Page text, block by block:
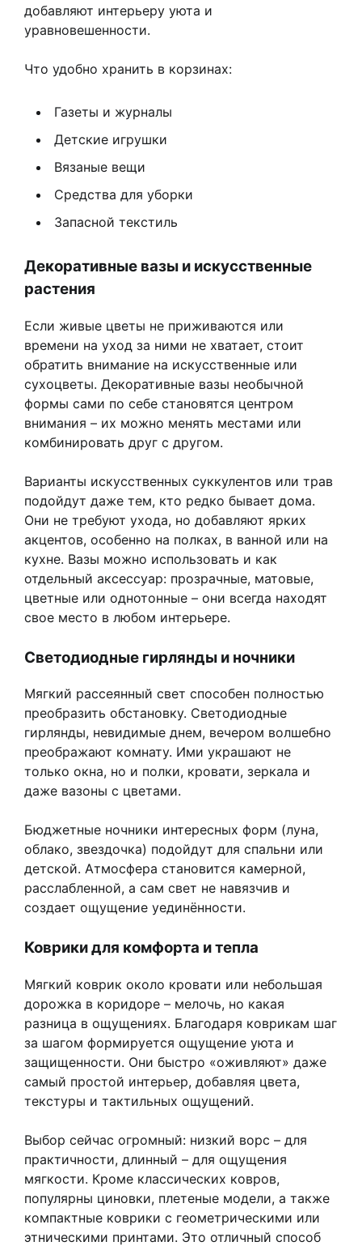
добавляют интерьеру уюта и
уравновешенности.
Что удобно хранить в корзинах:
Газеты и журналы
Детские игрушки
Вязаные вещи
Средства для уборки
Запасной текстиль
Декоративные вазы и искусственные
растения
Если живые цветы не приживаются или
времени на уход за ними не хватает, стоит
обратить внимание на искусственные или
сухоцветы. Декоративные вазы необычной
формы сами по себе становятся центром
внимания – их можно менять местами или
комбинировать друг с другом.
Варианты искусственных суккулентов или трав
подойдут даже тем, кто редко бывает дома.
Они не требуют ухода, но добавляют ярких
акцентов, особенно на полках, в ванной или на
кухне. Вазы можно использовать и как
отдельный аксессуар: прозрачные, матовые,
цветные или однотонные – они всегда находят
свое место в любом интерьере.
Светодиодные гирлянды и ночники
Мягкий рассеянный свет способен полностью
преобразить обстановку. Светодиодные
гирлянды, невидимые днем, вечером волшебно
преображают комнату. Ими украшают не
только окна, но и полки, кровати, зеркала и
даже вазоны с цветами.
Бюджетные ночники интересных форм (луна,
облако, звездочка) подойдут для спальни или
детской. Атмосфера становится камерной,
расслабленной, а сам свет не навязчив и
создает ощущение уединённости.
Коврики для комфорта и тепла
Мягкий коврик около кровати или небольшая
дорожка в коридоре – мелочь, но какая
разница в ощущениях. Благодаря коврикам шаг
за шагом формируется ощущение уюта и
защищенности. Они быстро «оживляют» даже
самый простой интерьер, добавляя цвета,
текстуры и тактильных ощущений.
Выбор сейчас огромный: низкий ворс – для
практичности, длинный – для ощущения
мягкости. Кроме классических ковров,
популярны циновки, плетеные модели, а также
компактные коврики с геометрическими или
этническими принтами. Это отличный способ